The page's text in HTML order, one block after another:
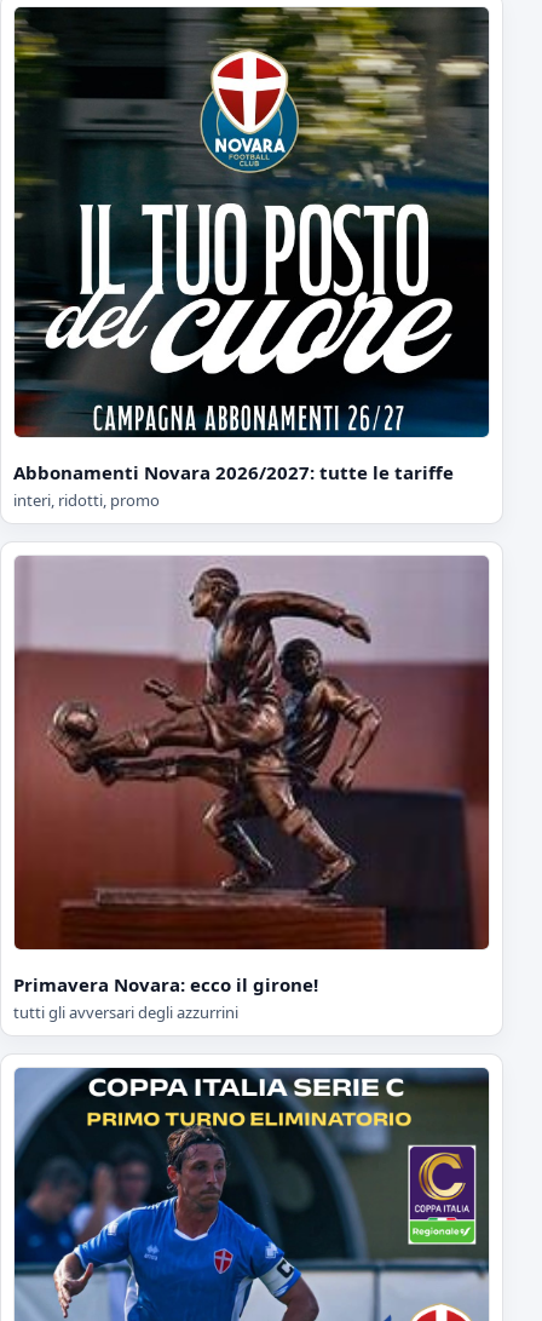
Abbonamenti Novara 2026/2027: tutte le tariffe
interi, ridotti, promo
Primavera Novara: ecco il girone!
tutti gli avversari degli azzurrini